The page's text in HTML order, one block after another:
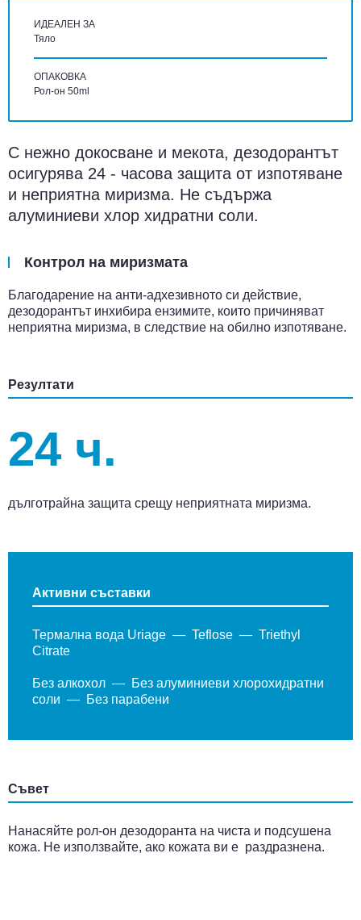
ИДЕАЛЕН ЗА
Тяло
ОПАКОВКА
Рол-он 50ml
С нежно докосване и мекота, дезодорантът
осигурява 24 - часова защита от изпотяване
и неприятна миризма. Не съдържа
алуминиеви хлор хидратни соли.
Контрол на миризмата
Благодарение на анти-адхезивното си действие,
дезодорантът инхибира ензимите, които причиняват
неприятна миризма, в следствие на обилно изпотяване.
Резултати
24 ч.
дълготрайна защита срещу неприятната миризма.
Активни съставки
Термална вода Uriage Teflose
Triethyl
Citrate
Без алкохол
Без алуминиеви хлорохидратни
соли
Без парабени
Съвет
Нанасяйте рол-он дезодоранта на чиста и подсушена
кожа. Не използвайте, ако кожата ви е раздразнена.